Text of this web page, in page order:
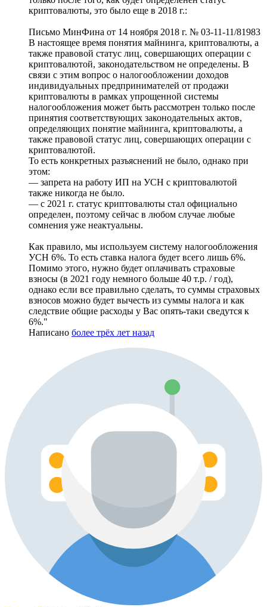
криптовалюты, это было еще в 2018 г.:
Письмо МинФина от 14 ноября 2018 г. № 03-11-11/81983
В настоящее время понятия майнинга, криптовалюты, а
также правовой статус лиц, совершающих операции с
криптовалютой, законодательством не определены. В
связи с этим вопрос о налогообложении доходов
индивидуальных предпринимателей от продажи
криптовалюты в рамках упрощенной системы
налогообложения может быть рассмотрен только после
принятия соответствующих законодательных актов,
определяющих понятие майнинга, криптовалюты, а
также правовой статус лиц, совершающих операции с
криптовалютой.
То есть конкретных разъяснений не было, однако при
этом:
— запрета на работу ИП на УСН с криптовалютой
также никогда не было.
— с 2021 г. статус криптовалюты стал официально
определен, поэтому сейчас в любом случае любые
сомнения уже неактуальны.
Как правило, мы используем систему налогообложения
УСН 6%. То есть ставка налога будет всего лишь 6%.
Помимо этого, нужно будет оплачивать страховые
взносы (в 2021 году немного больше 40 т.р. / год),
однако если все правильно сделать, то суммы страховых
взносов можно будет вычесть из суммы налога и как
следствие общие расходы у Вас опять-таки сведутся к
6%."
Написано более трёх лет назад